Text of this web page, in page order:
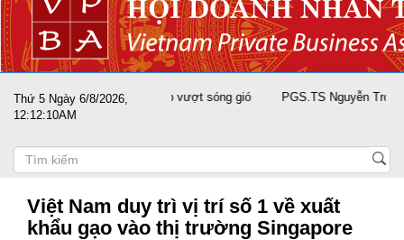
Thứ 5 Ngày 6/8/2026,
12:12:11AM
cánh cùng doanh nghiệp vượt sóng gió PGS.TS Nguyễn Trọng
Việt Nam duy trì vị trí số 1 về xuất
khẩu gạo vào thị trường Singapore